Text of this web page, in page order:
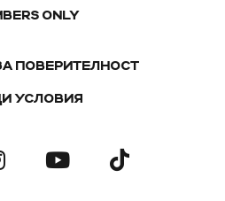
ONLY
ПОВЕРИТЕЛНОСТ
УСЛОВИЯ